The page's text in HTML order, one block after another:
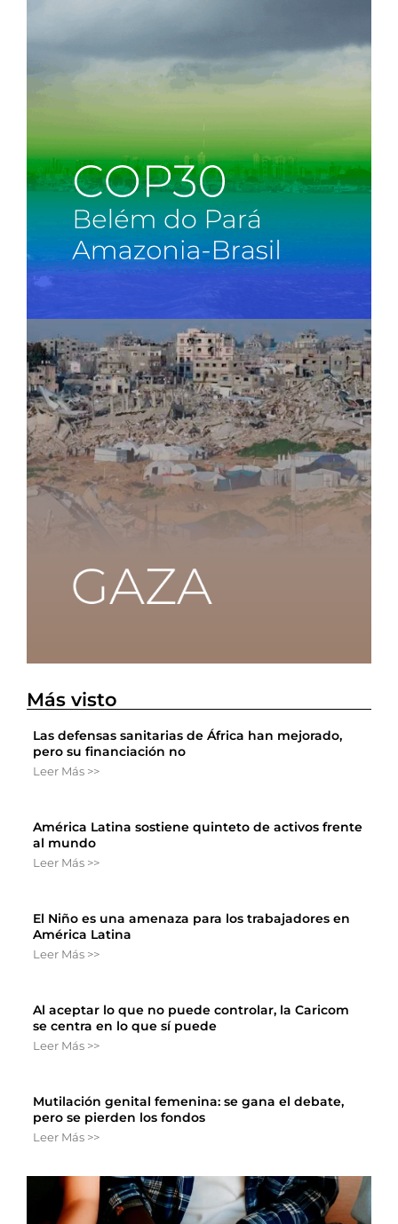
Más visto
Las defensas sanitarias de África han mejorado,
pero su financiación no
Leer Más >>
América Latina sostiene quinteto de activos frente
al mundo
Leer Más >>
El Niño es una amenaza para los trabajadores en
América Latina
Leer Más >>
Al aceptar lo que no puede controlar, la Caricom
se centra en lo que sí puede
Leer Más >>
Mutilación genital femenina: se gana el debate,
pero se pierden los fondos
Leer Más >>